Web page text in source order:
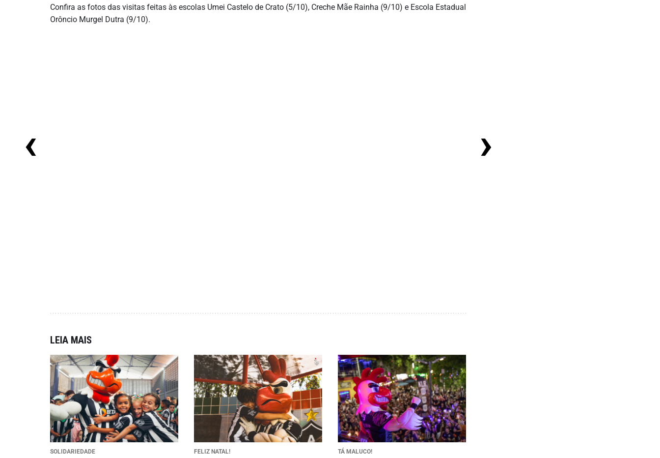
Confira as fotos das visitas feitas às escolas Umei Castelo de Crato (5/10), Creche Mãe Rainha (9/10) e Escola Estadual
Orôncio Murgel Dutra (9/10).
‹ ›
LEIA MAIS
SOLIDARIEDADE FELIZ NATAL! TÁ MALUCO!